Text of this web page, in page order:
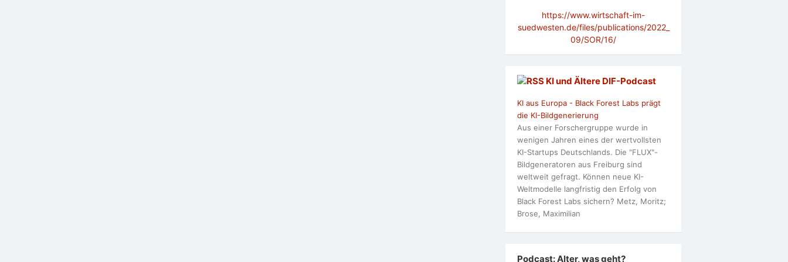
https://www.wirtschaft-im-
suedwesten.de/files/publications/2022_
09/SOR/16/
KI und Ältere DlF-Podcast
KI aus Europa - Black Forest Labs prägt
die KI-Bildgenerierung
Aus einer Forschergruppe wurde in
wenigen Jahren eines der wertvollsten
KI-Startups Deutschlands. Die "FLUX"-
Bildgeneratoren aus Freiburg sind
weltweit gefragt. Können neue KI-
Weltmodelle langfristig den Erfolg von
Black Forest Labs sichern? Metz, Moritz;
Brose, Maximilian
Podcast: Alter, was geht?